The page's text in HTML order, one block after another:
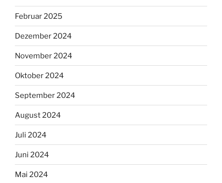
Februar 2025
Dezember 2024
November 2024
Oktober 2024
September 2024
August 2024
Juli 2024
Juni 2024
Mai 2024